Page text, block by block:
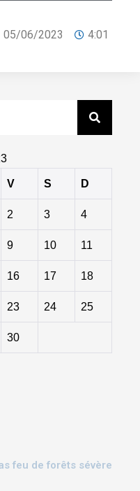
05/06/2023 4:01
V S D
2 3 4
9 10 11
16 17 18
23 24 25
30
feu de forêts sévère